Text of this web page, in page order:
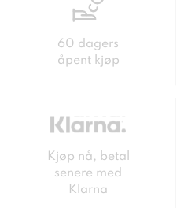
60 dagers
åpent kjøp
Kjøp nå, betal
senere med
Klarna